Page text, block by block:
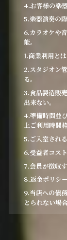
4.お客様の楽
5.楽器演奏の
6.カラオケや
能。
1.商業利用とは
2.スタジオン
る。
3.食品製造販
出来ない。
4.準備時間並
上ご利用時間
5.ご入室され
6.受益者コス
7.会員が徴収
8.返金ポリシー
9.当店への債
とられない場合